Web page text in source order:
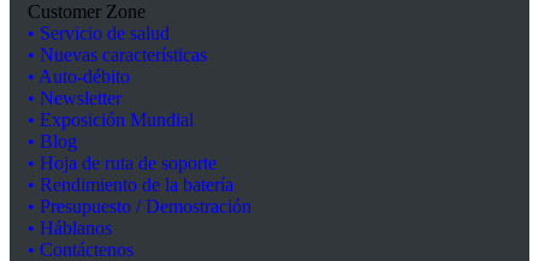
Customer Zone
• Servicio de salud
• Nuevas características
• Auto-débito
• Newsletter
• Exposición Mundial
• Blog
• Hoja de ruta de soporte
• Rendimiento de la batería
• Presupuesto / Demostración
• Háblanos
• Contáctenos